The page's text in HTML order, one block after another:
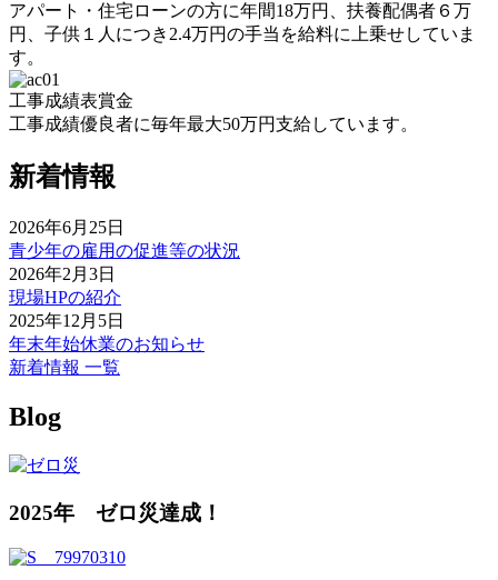
アパート・住宅ローンの方に年間18万円、扶養配偶者６万
円、子供１人につき2.4万円の手当を給料に上乗せしていま
す。
工事成績表賞金
工事成績優良者に毎年最大50万円支給しています。
新着情報
2026年6月25日
青少年の雇用の促進等の状況
2026年2月3日
現場HPの紹介
2025年12月5日
年末年始休業のお知らせ
新着情報 一覧
Blog
2025年 ゼロ災達成！